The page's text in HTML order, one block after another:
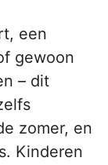
een
gewoon
– dit
zomer, en
Kinderen